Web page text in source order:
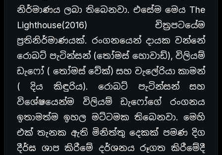
නිර්මාණය ලබා තිබෙනවා. එසේම මෙය The
Lighthouse(2016) චිත්‍රපටයේම
ප්‍රතිනිර්මාණයක්. රංගනයෙන් දායක වන්නේ
රොබට් පැටින්සන් (තෝමස් හොවාඩ්), විලියම්
ඩැෆෝ ( තෝමස් වේක්) සහ වැලේරියා කාමන්
( දිය කිඳුරිය). රොබට් පැටින්සන් සහ
විශේෂයෙන්ම විලියම් ඩැෆෝගේ රංගනය
ඉතාමත්ම ඉහල මට්ටමක තිබෙනවා. මෙහි
එක් තැනක ඇති මිනිත්තු දෙකක් පමණ දිග
දීර්ඝ ශාප කිරීමේ දර්ශනය රූගත කිරීමේදී